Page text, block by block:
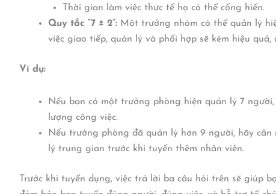
Thời gian làm việc thực tế họ có thể cống hiến.
Quy tắc “7 ± 2”: Một trưởng nhóm có thể quản lý
việc giao tiếp, quản lý và phối hợp sẽ kém hiệu quả,
Ví dụ:
Nếu bạn có một trưởng phòng hiện quản lý 7
lượng công việc.
Nếu trưởng phòng đã quản lý hơn 9 người, hãy
lý trung gian trước khi tuyển thêm nhân viên.
Trước khi tuyển dụng, việc trả lời ba câu hỏi trên sẽ giúp